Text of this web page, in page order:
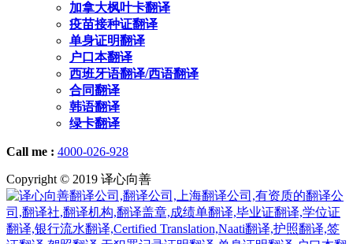
加拿大枫叶卡翻译
疫苗接种证翻译
单身证明翻译
户口本翻译
西班牙语翻译/西语翻译
合同翻译
韩语翻译
绿卡翻译
Call me : 4000-026-928
Copyright © 2019 译心向善